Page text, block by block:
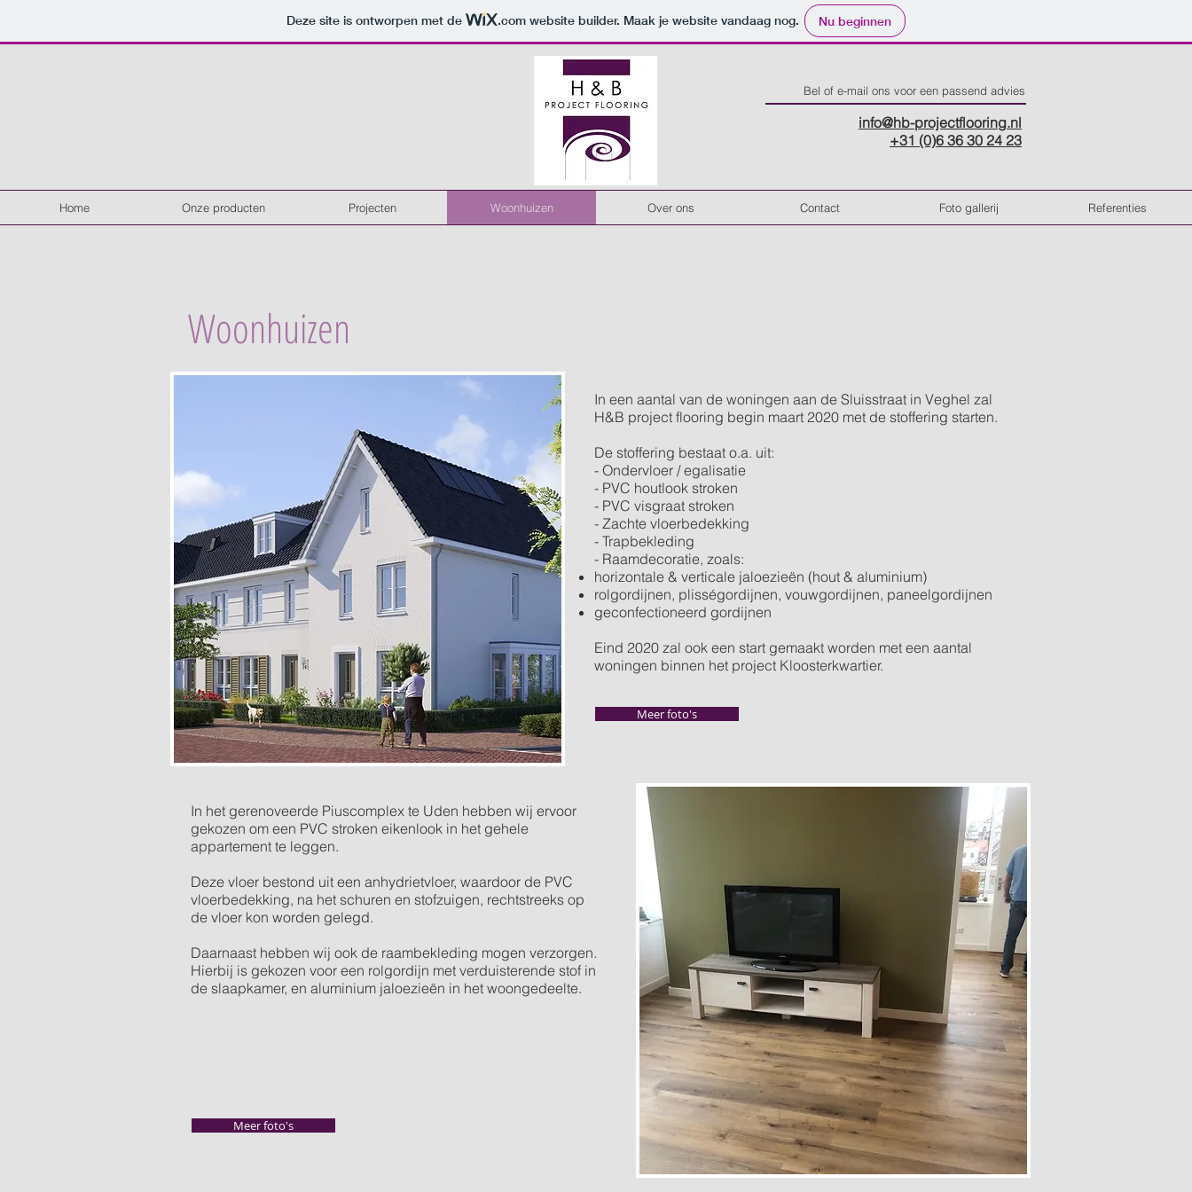
Deze site is ontworpen met de .com website builder. Maak je website vandaag nog. Nu beginnen
Bel of e-mail ons voor een passend advies
info@hb-projectflooring.nl
+31 (0)6 36 30 24 23
Home Onze producten Projecten Woonhuizen Over ons Contact Foto gallerij Referenties
Woonhuizen
Meer foto's
In een aantal van de woningen aan de Sluisstraat in Veghel zal
H&B project flooring begin maart 2020 met de stoffering starten.
De stoffering bestaat o.a. uit:
- Ondervloer / egalisatie
- PVC houtlook stroken
- PVC visgraat stroken
- Zachte vloerbedekking
- Trapbekleding
- Raamdecoratie, zoals:
horizontale & verticale jaloezieën (hout & aluminium)
rolgordijnen, plisségordijnen, vouwgordijnen, paneelgordijnen
geconfectioneerd gordijnen
Eind 2020 zal ook een start gemaakt worden met een aantal
woningen binnen het project Kloosterkwartier.
Meer foto's
In het gerenoveerde Piuscomplex te Uden hebben wij ervoor
gekozen om een PVC stroken eikenlook in het gehele
appartement te leggen.
Deze vloer bestond uit een anhydrietvloer, waardoor de PVC
vloerbedekking, na het schuren en stofzuigen, rechtstreeks op
de vloer kon worden gelegd.
Daarnaast hebben wij ook de raambekleding mogen verzorgen.
Hierbij is gekozen voor een rolgordijn met verduisterende stof in
de slaapkamer, en aluminium jaloezieën in het woongedeelte.